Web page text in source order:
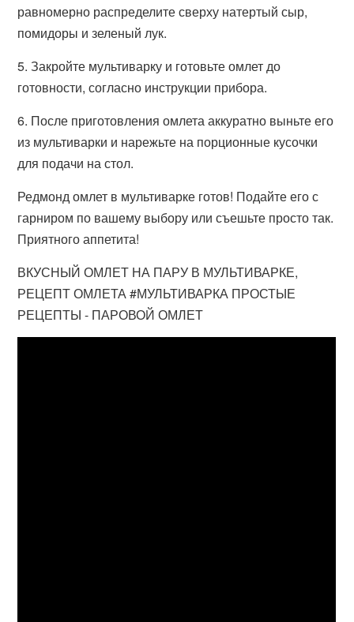
равномерно распределите сверху натертый сыр,
помидоры и зеленый лук.
5. Закройте мультиварку и готовьте омлет до
готовности, согласно инструкции прибора.
6. После приготовления омлета аккуратно выньте его
из мультиварки и нарежьте на порционные кусочки
для подачи на стол.
Редмонд омлет в мультиварке готов! Подайте его с
гарниром по вашему выбору или съешьте просто так.
Приятного аппетита!
ВКУСНЫЙ ОМЛЕТ НА ПАРУ В МУЛЬТИВАРКЕ,
РЕЦЕПТ ОМЛЕТА #МУЛЬТИВАРКА ПРОСТЫЕ
РЕЦЕПТЫ - ПАРОВОЙ ОМЛЕТ